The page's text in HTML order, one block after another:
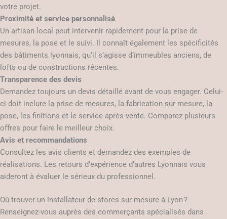
votre projet.
Proximité et service personnalisé
Un artisan local peut intervenir rapidement pour la prise de
mesures, la pose et le suivi. Il connaît également les spécificités
des bâtiments lyonnais, qu’il s’agisse d’immeubles anciens, de
lofts ou de constructions récentes.
Transparence des devis
Demandez toujours un devis détaillé avant de vous engager. Celui-
ci doit inclure la prise de mesures, la fabrication sur-mesure, la
pose, les finitions et le service après-vente. Comparez plusieurs
offres pour faire le meilleur choix.
Avis et recommandations
Consultez les avis clients et demandez des exemples de
réalisations. Les retours d’expérience d’autres Lyonnais vous
aideront à évaluer le sérieux du professionnel.
Où trouver un installateur de stores sur-mesure à Lyon ?
Renseignez-vous auprès des commerçants spécialisés dans